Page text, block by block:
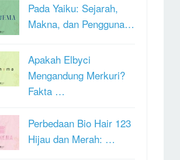
Pada Yaiku: Sejarah,
Makna, dan Pengguna…
Apakah Elbyci
Mengandung Merkuri?
Fakta …
Perbedaan Bio Hair 123
Hijau dan Merah: …